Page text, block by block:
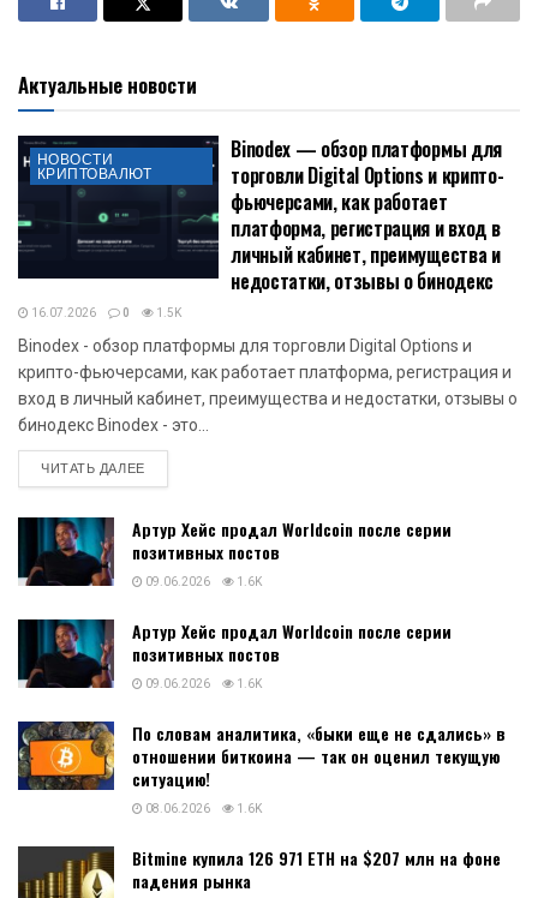
Актуальные новости
НОВОСТИ
КРИПТОВАЛЮТ
Binodex — обзор платформы для
торговли Digital Options и крипто-
фьючерсами, как работает
платформа, регистрация и вход в
личный кабинет, преимущества и
недостатки, отзывы о бинодекс
16.07.2026 0 1.5K
Binodex - обзор платформы для торговли Digital Options и
крипто-фьючерсами, как работает платформа, регистрация и
вход в личный кабинет, преимущества и недостатки, отзывы о
бинодекс Binodex - это...
ЧИТАТЬ ДАЛЕЕDETAILS
Артур Хейс продал Worldcoin после серии
позитивных постов
09.06.2026 1.6K
Артур Хейс продал Worldcoin после серии
позитивных постов
09.06.2026 1.6K
По словам аналитика, «быки еще не сдались» в
отношении биткоина — так он оценил текущую
ситуацию!
08.06.2026 1.6K
Bitmine купила 126 971 ETH на $207 млн на фоне
падения рынка